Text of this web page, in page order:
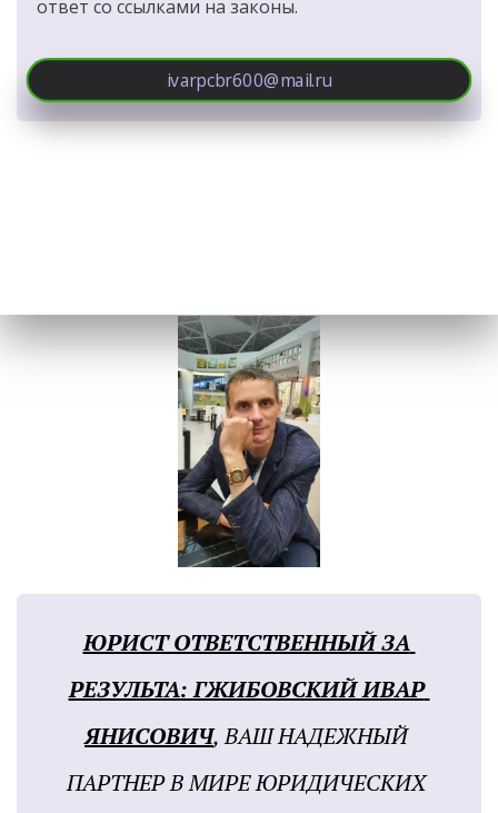
ответ со ссылками на законы.
ivarpcbr600@mail.ru
ЮРИСТ ОТВЕТСТВЕННЫЙ ЗА
РЕЗУЛЬТА: ГЖИБОВСКИЙ ИВАР
ЯНИСОВИЧ, ВАШ НАДЕЖНЫЙ
ПАРТНЕР В МИРЕ ЮРИДИЧЕСКИХ